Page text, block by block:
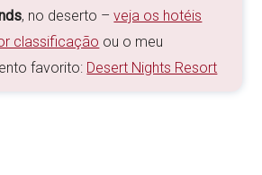
, no deserto –veja os hotéis
classificação ou o meu
favorito: Desert Nights Resort